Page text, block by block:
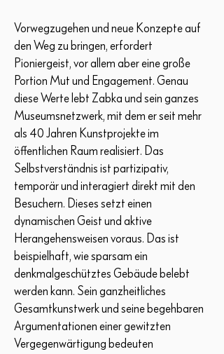
Vorwegzugehen und neue Konzepte auf
den Weg zu bringen, erfordert
Pioniergeist, vor allem aber eine große
Portion Mut und Engagement. Genau
diese Werte lebt Zabka und sein ganzes
Museumsnetzwerk, mit dem er seit mehr
als 40 Jahren Kunstprojekte im
öffentlichen Raum realisiert. Das
Selbstverständnis ist partizipativ,
temporär und interagiert direkt mit den
Besuchern. Dieses setzt einen
dynamischen Geist und aktive
Herangehensweisen voraus. Das ist
beispielhaft, wie sparsam ein
denkmalgeschütztes Gebäude belebt
werden kann. Sein ganzheitliches
Gesamtkunstwerk und seine begehbaren
Argumentationen einer gewitzten
Vergegenwärtigung bedeuten